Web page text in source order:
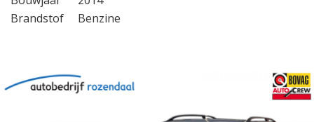
Brandstof
Benzine